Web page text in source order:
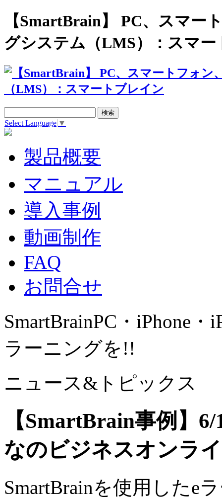
【SmartBrain】 PC、スマー
グシステム（LMS）：スマー
Select Language ▼
製品概要
マニュアル
導入事例
動画制作
FAQ
お問合せ
SmartBrainPC・iPhone・
ラーニングを!!
ニュース&トピックス
【SmartBrain事例】
なのビジネスオンラ
SmartBrainを使用したe